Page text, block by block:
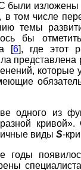
были изложены
в том числе
темы
бы
[6], где этот
представлена
одного из
виды S-
годы